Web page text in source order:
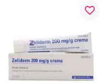
favorite_border